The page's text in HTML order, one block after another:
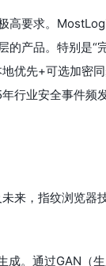
高要求。
的产品。特别是“
优先+可选加密
行业安全事件频
来，指纹浏览器
成。通过GAN（